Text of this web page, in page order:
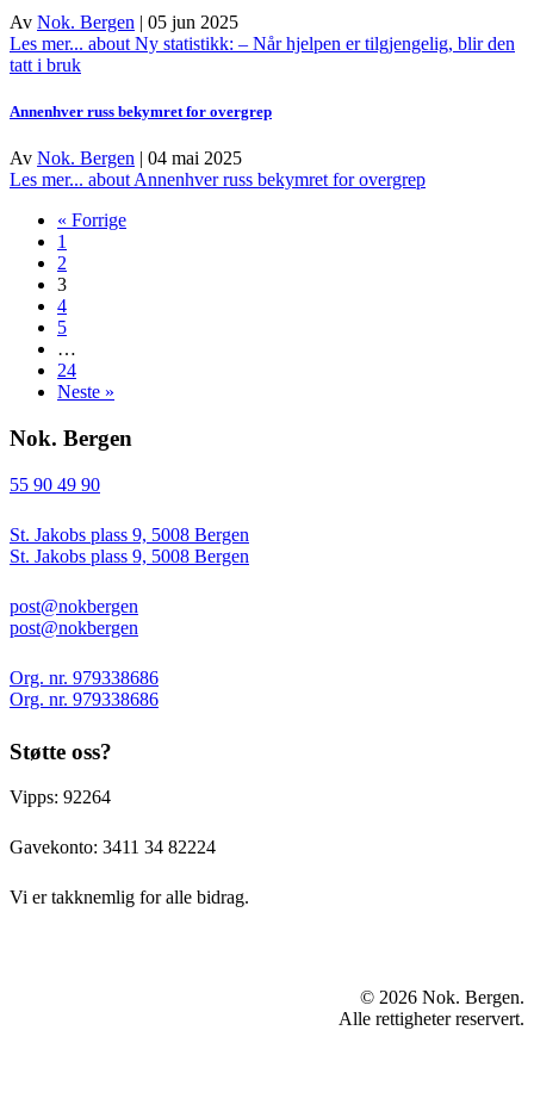
Av Nok. Bergen | 05 jun 2025
Les mer... about Ny statistikk: – Når hjelpen er tilgjengelig, blir den
tatt i bruk
Annenhver russ bekymret for overgrep
Av Nok. Bergen | 04 mai 2025
Les mer... about Annenhver russ bekymret for overgrep
« Forrige
1
2
3
4
5
…
24
Neste »
Nok. Bergen
55 90 49 90
St. Jakobs plass 9, 5008 Bergen
St. Jakobs plass 9, 5008 Bergen
post@nokbergen
post@nokbergen
Org. nr. 979338686
Org. nr. 979338686
Støtte oss?
Vipps: 92264
Gavekonto: 3411 34 82224
Vi er takknemlig for alle bidrag.
© 2026 Nok. Bergen.
Alle rettigheter reservert.